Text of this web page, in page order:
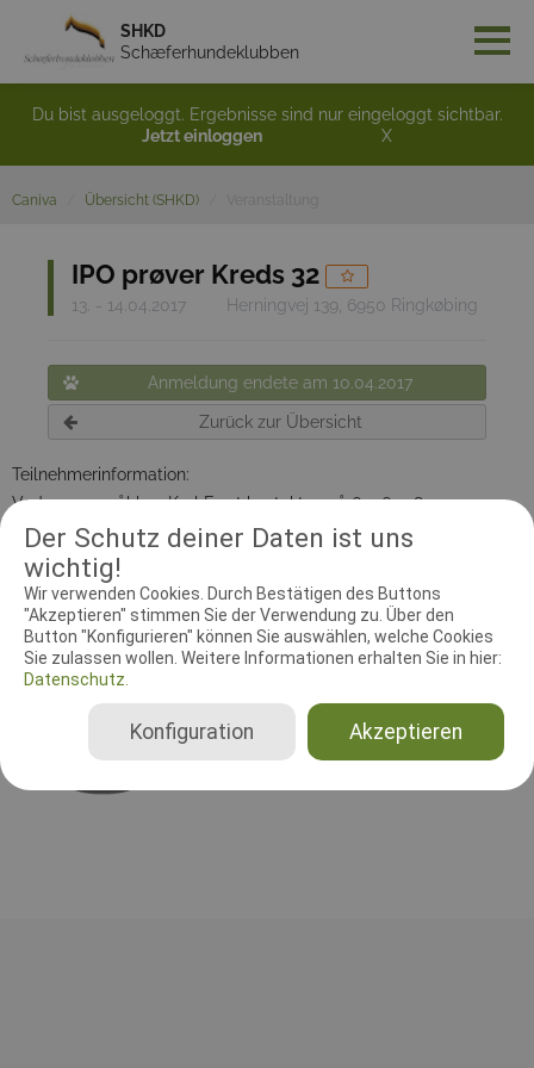
Der Schutz deiner Daten ist uns
wichtig!
Wir verwenden Cookies. Durch Bestätigen des Buttons
"Akzeptieren" stimmen Sie der Verwendung zu. Über den
Button "Konfigurieren" können Sie auswählen, welche Cookies
Sie zulassen wollen. Weitere Informationen erhalten Sie in hier:
Datenschutz.
Akzeptieren
Konfiguration
SHKD
Schæferhundeklubben
Du bist ausgeloggt. Ergebnisse sind nur eingeloggt sichtbar.
Jetzt einloggen
X
Caniva Übersicht (SHKD)
IPO prøver Kreds 32
13. - 14.04.2017 Herningvej 139, 6950 Ringkøbing
Anmeldung endete am 10.04.2017
Zurück zur Übersicht
Teilnehmerinformation:
Ved spørgsmål kan Karl Frost kontaktes på 61 36 4285
RICHTER UND HELFER
Leistungsrichter Schutzdiensthelfer
Lene Carlson